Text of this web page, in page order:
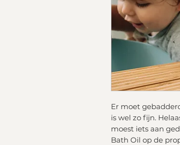
Er moet
is wel zo fijn.
moest iets aan
Bath Oil op de